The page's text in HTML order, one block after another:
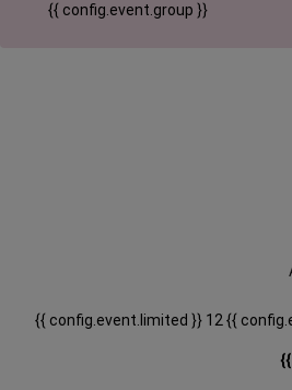
{{ config.event.group }}
{{ config.event.limited }} 12 {{